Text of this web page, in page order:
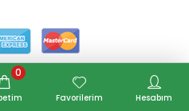
0
Favorilerim Hesabım